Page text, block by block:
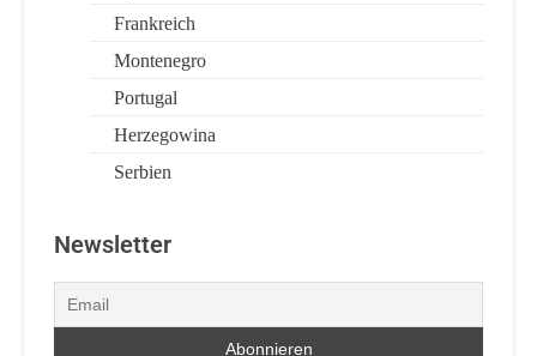
Frankreich
Montenegro
Portugal
Herzegowina
Serbien
Newsletter